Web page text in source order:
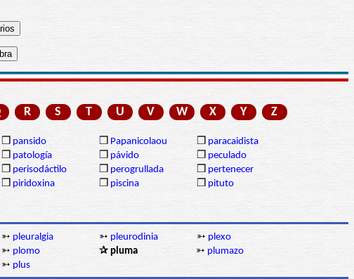
R S T U V W X Y Z
❒ pansido ❒ Papanicolaou ❒ paracaidista
❒ patología ❒ pávido ❒ peculado
❒ perisodáctilo ❒ perogrullada ❒ pertenecer
❒ piridoxina ❒ piscina ❒ pituto
➳ pleuralgia ➳ pleurodinia ➳ plexo
➳ plomo ✰ pluma ➳ plumazo
➳ plus